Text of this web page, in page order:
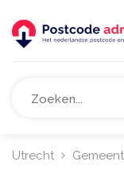
Utrecht